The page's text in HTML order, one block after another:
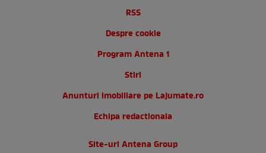
RSS
Despre cookie
Program Antena 1
Stiri
Anunturi imobiliare pe Lajumate.ro
Echipa redactionala
Site-uri Antena Group